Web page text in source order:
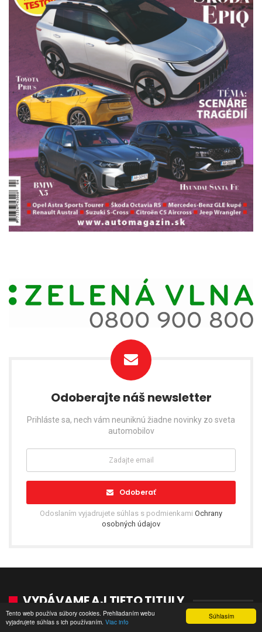
Súhlasím
Tento web používa súbory cookies. Prehliadaním webu
vyjadrujete súhlas s ich používaním. Viac info
Odoberajte náš newsletter
Prihláste sa, nech vám neuniknú žiadne novinky zo sveta
automobilov
Odoberať
Odoslaním vyjadrujete súhlas s podmienkami Ochrany
osobných údajov
VYDÁVAME AJ TIETO TITULY